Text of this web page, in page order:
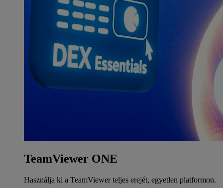
TeamViewer ONE
Használja ki a TeamViewer teljes erejét, egyetlen platformon.